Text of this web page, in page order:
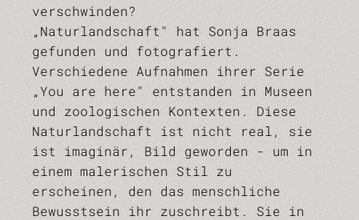
verschwinden?
„Naturlandschaft" hat Sonja Braas
gefunden und fotografiert.
Verschiedene Aufnahmen ihrer Serie
„You are here" entstanden in Museen
und zoologischen Kontexten. Diese
Naturlandschaft ist nicht real, sie
ist imaginär, Bild geworden - um in
einem malerischen Stil zu
erscheinen, den das menschliche
Bewusstsein ihr zuschreibt. Sie in